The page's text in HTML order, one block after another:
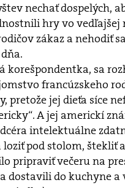
nechať dospelých,
hry vo vedľajšej
zákaz a nehodiť
korešpondentka, sa
francúzskeho
pretože jej dieťa síce
A jej americkí
intelektuálne
pod stolom, štekliť
pripraviť večeru na
dostavili do kuchyne a